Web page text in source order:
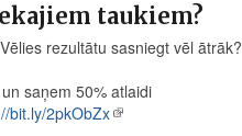
taukiem?
rezultātu sasniegt vēl ātrāk?
saņem 50% atlaidi
bit.ly/2pkObZx